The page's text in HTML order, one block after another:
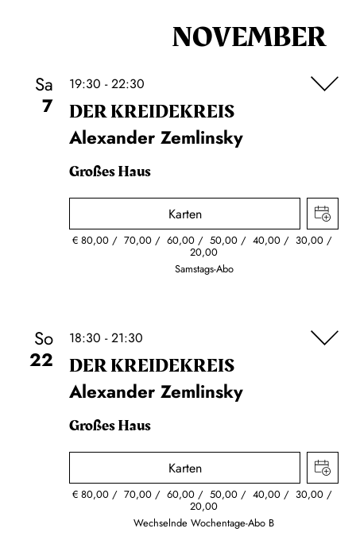
NOVEMBER
Sa
7
19:30 - 22:30
DER KREIDE­KREIS
Alexander Zemlinsky
Großes Haus
Karten
€80,00 70,00 60,00 50,00 40,00 30,00
20,00
Samstags-Abo
So
22
18:30 - 21:30
DER KREIDE­KREIS
Alexander Zemlinsky
Großes Haus
Karten
€80,00 70,00 60,00 50,00 40,00 30,00
20,00
Wechselnde Wochentage-Abo B